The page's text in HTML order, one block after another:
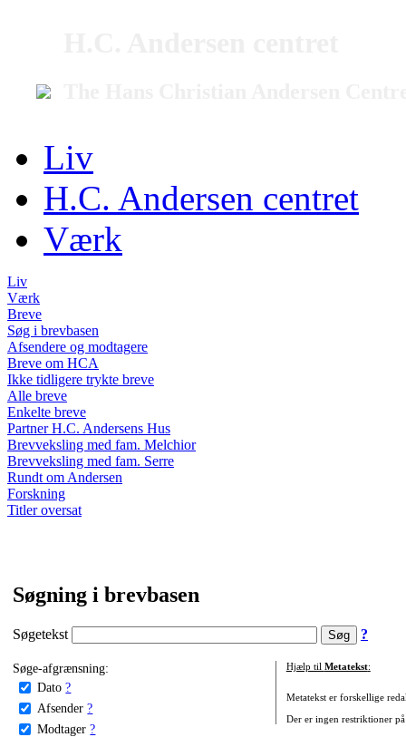
Liv
H.C. Andersen centret
Værk
Liv
Værk
Breve
Søg i brevbasen
Afsendere og modtagere
Breve om HCA
Ikke tidligere trykte breve
Alle breve
Enkelte breve
Partner H.C. Andersens Hus
Brevveksling med fam. Melchior
Brevveksling med fam. Serre
Rundt om Andersen
Forskning
Titler oversat
Søgning i brevbasen
Søgetekst ?
Søge-afgrænsning:
Dato ?
Afsender ?
Modtager ?
Hjælp til Metatekst:
Metatekst er forskellige
Der er ingen restriktioner